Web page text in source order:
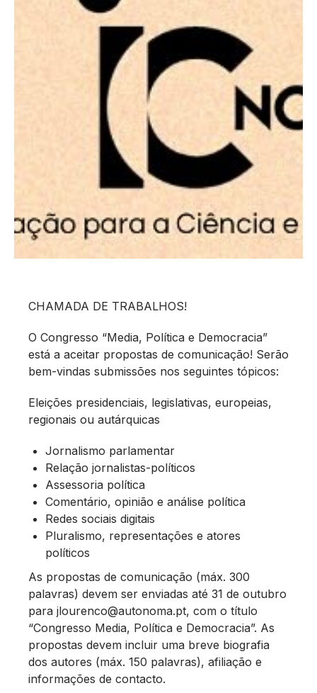
CHAMADA DE TRABALHOS!
O Congresso “Media, Política e Democracia”
está a aceitar propostas de comunicação! Serão
bem-vindas submissões nos seguintes tópicos:
Eleições presidenciais, legislativas, europeias,
regionais ou autárquicas
Jornalismo parlamentar
Relação jornalistas-políticos
Assessoria política
Comentário, opinião e análise política
Redes sociais digitais
Pluralismo, representações e atores
políticos
As propostas de comunicação (máx. 300
palavras) devem ser enviadas até 31 de outubro
para jlourenco@autonoma.pt, com o título
“Congresso Media, Política e Democracia”. As
propostas devem incluir uma breve biografia
dos autores (máx. 150 palavras), afiliação e
informações de contacto.